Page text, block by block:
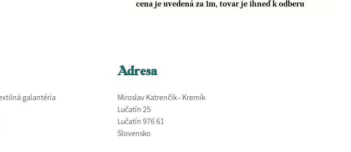
cena je uvedená za 1m, tovar je ihneď k odberu
galantéria
Adresa
Miroslav Katrenčik - Kremík
Lučatín 25
Lučatín 976 61
Slovensko